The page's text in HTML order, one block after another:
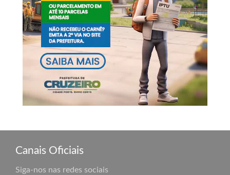
Canais Oficiais
Siga-nos nas redes sociais